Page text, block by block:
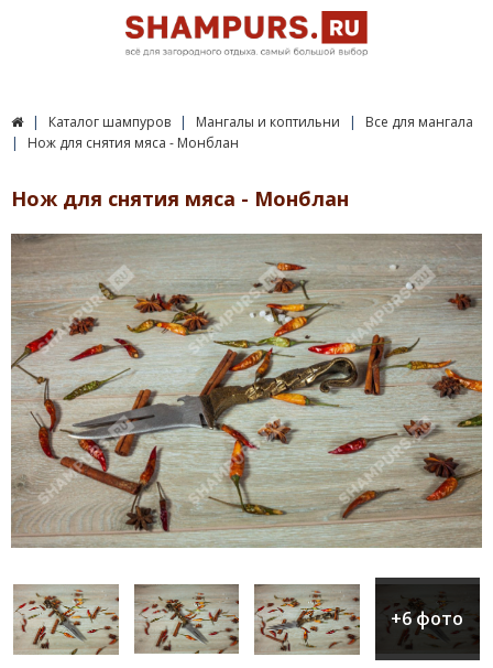
Каталог шампуров Мангалы и коптильни
Все для мангала
Нож для снятия мяса - Монблан
Нож для снятия мяса - Монблан
+6 фото